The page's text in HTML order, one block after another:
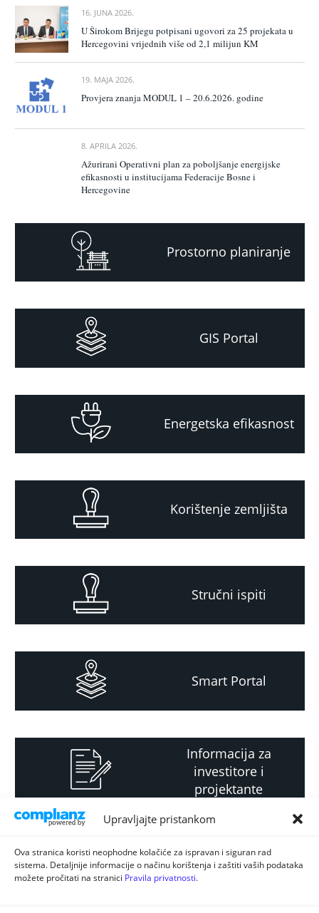
Upravljajte pristankom
Ova stranica koristi neophodne kolačiće za ispravan i siguran rad
sistema. Detaljnije informacije o načinu korištenja i zaštiti vaših podataka
možete pročitati na stranici Pravila privatnosti.
16. JUNA 2026.
U Širokom Brijegu potpisani ugovori za 25 projekata u
Hercegovini vrijednih više od 2,1 milijun KM
19. MAJA 2026.
Provjera znanja MODUL 1 – 20.6.2026. godine
8. APRILA 2026.
Ažurirani Operativni plan za poboljšanje energijske
efikasnosti u institucijama Federacije Bosne i
Hercegovine
Prostorno planiranje
GIS Portal
Energetska efikasnost
Korištenje zemljišta
Stručni ispiti
Smart Portal
Informacija za
investitore i
projektante
Strateški i planski
dokument